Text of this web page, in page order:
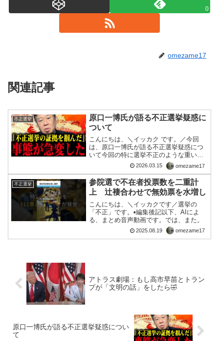
0
omezame17
関連記事
不正選挙
原口一博氏が語る不正選挙疑惑に
ついて
こんにちは、＼イッカク です。／今回
は、原口一博氏が語る不正選挙疑惑につ
いて今回の特に選挙不正のような重いテ
ーマでは、「疑惑を叫ぶだけ」で終わっ
てしまうと、結局何も変わらず、ただの
ストレス発散やエコーチェンバー（同じ
意見が反響し合うだけ）に...
2026.03.15 omezame17
不正選挙
参院選で不在者投票数を二重計
上 辻褄合わせで無効票を水増し
こんにちは、＼イッカクです／選挙の
「不正」です。▪️編集後記以下、AIによ
る、まとめ音声動画です。では、また。
2025.08.19 omezame17
アトラス劇場：もし高市早苗とトラン
プが「文明の話」をしたら🤣
原口一博氏が語る不正選挙疑惑につい
て